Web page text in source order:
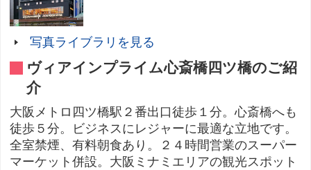
写真ライブラリを見る
ヴィアインプライム心斎橋四ツ橋のご紹
介
大阪メトロ四ツ橋駅２番出口徒歩１分。心斎橋へも
徒歩５分。ビジネスにレジャーに最適な立地です。
全室禁煙、有料朝食あり。２４時間営業のスーパー
マーケット併設。大阪ミナミエリアの観光スポット